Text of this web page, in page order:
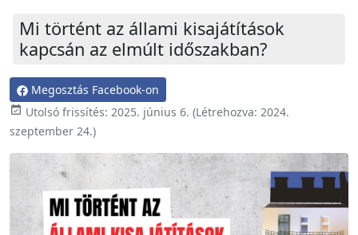
Mi történt az állami kisajátítások
kapcsán az elmúlt időszakban?
Megosztás Facebook-on
 Utolsó frissítés: 2025. június 6. (Létrehozva: 2024.
szeptember 24.)